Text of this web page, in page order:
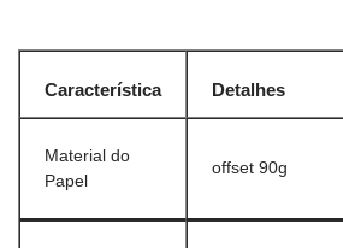
Característica Detalhes
Material do
Papel
offset 90g